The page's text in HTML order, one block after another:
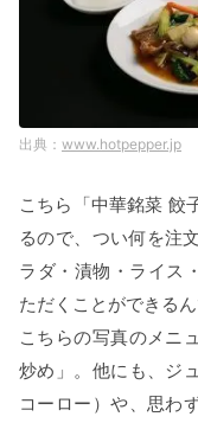
www.hotpepper.jp
こちら「中華銘菜 餃
るので、つい何を注
ラダ・漬物・ライス
ただくことができる
こちらの写真のメニ
炒め」。他にも、ジ
コーロー）や、思わ